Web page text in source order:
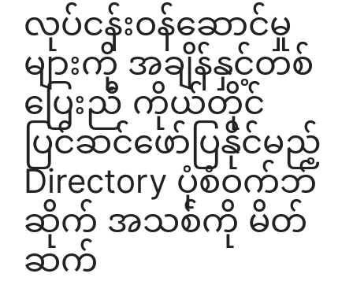
လုပ်ငန်းဝန်ဆောင်မှု
များကို အချိန်နှင့်တစ်
ပြေးညီ ကိုယ်တိုင်
ပြင်ဆင်ဖော်ပြနိုင်မည့်
Directory ပုံစံဝက်ဘ်
ဆိုက် အသစ်ကို မိတ်
ဆက်